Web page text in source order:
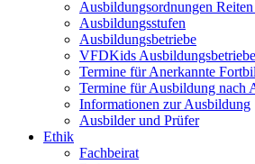
Ausbildungsordnungen
Ausbildungsstufen
Ausbildungsbetriebe
VFDKids Ausbildungsbetriebe
Termine für Anerkannte
Termine für Ausbildung nach
Informationen zur Ausbildung
Ausbilder und Prüfer
Ethik
Fachbeirat